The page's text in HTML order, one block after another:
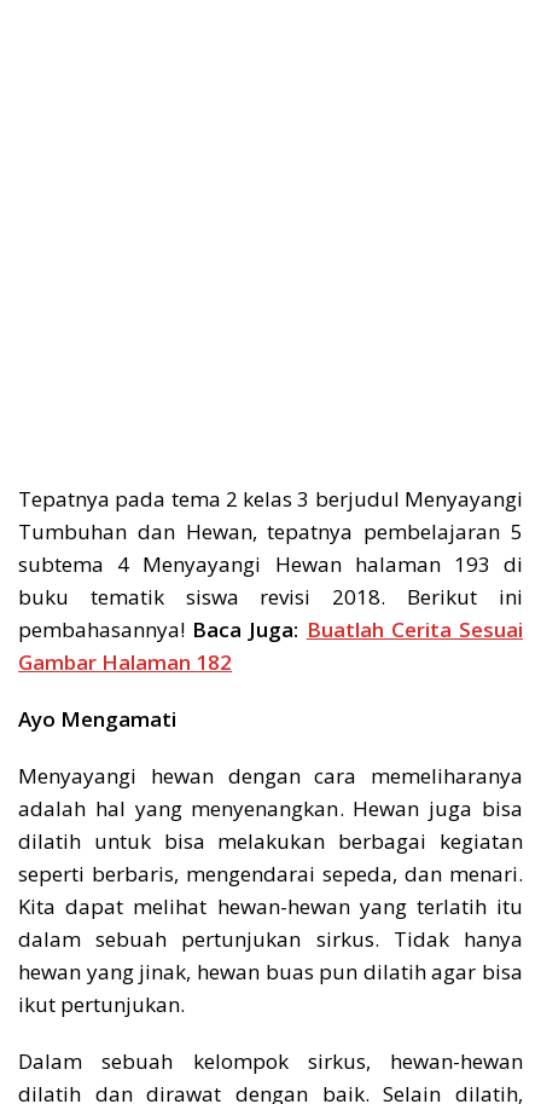
Tepatnya pada tema 2 kelas 3 berjudul Menyayangi
Tumbuhan dan Hewan, tepatnya pembelajaran 5
subtema 4 Menyayangi Hewan halaman 193 di
buku tematik siswa revisi 2018. Berikut ini
pembahasannya! Baca Juga: Buatlah Cerita Sesuai
Gambar Halaman 182
Ayo Mengamati
Menyayangi hewan dengan cara memeliharanya
adalah hal yang menyenangkan. Hewan juga bisa
dilatih untuk bisa melakukan berbagai kegiatan
seperti berbaris, mengendarai sepeda, dan menari.
Kita dapat melihat hewan-hewan yang terlatih itu
dalam sebuah pertunjukan sirkus. Tidak hanya
hewan yang jinak, hewan buas pun dilatih agar bisa
ikut pertunjukan.
Dalam sebuah kelompok sirkus, hewan-hewan
dilatih dan dirawat dengan baik. Selain dilatih,